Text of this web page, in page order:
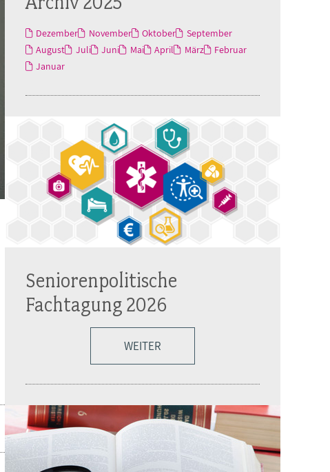
Dezember November Oktober
September
August
Juli Juni Mai April März
Februar
Januar
Seniorenpolitische
Fachtagung 2026
WEITER